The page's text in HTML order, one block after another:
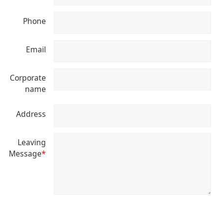
Phone
Email
Corporate
name
Address
Leaving
Message*